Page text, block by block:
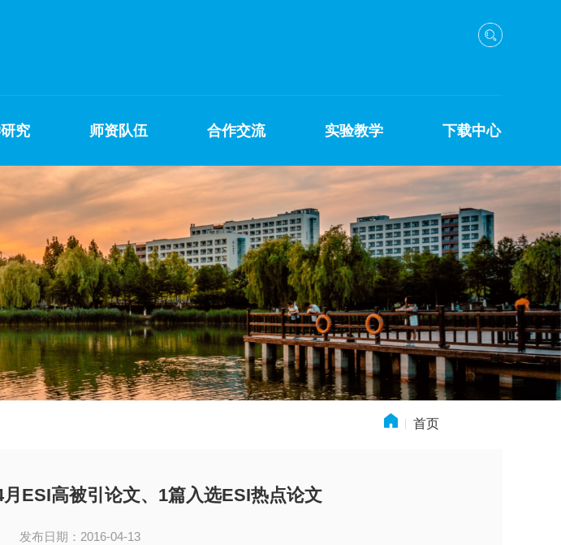
究 师资队伍 合作交流 实验教学 下载中心
首页
ESI高被引论文、1篇入选ESI热点论文
发布日期：2016-04-13